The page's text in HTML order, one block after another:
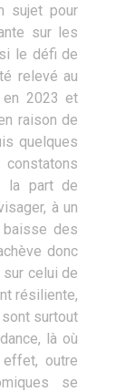
sujet pour
sur les
le défi de
relevé au
en 2023 et
raison de
quelques
la part de
à un
des
donc
celui de
résiliente,
surtout
là où
effet, outre
se